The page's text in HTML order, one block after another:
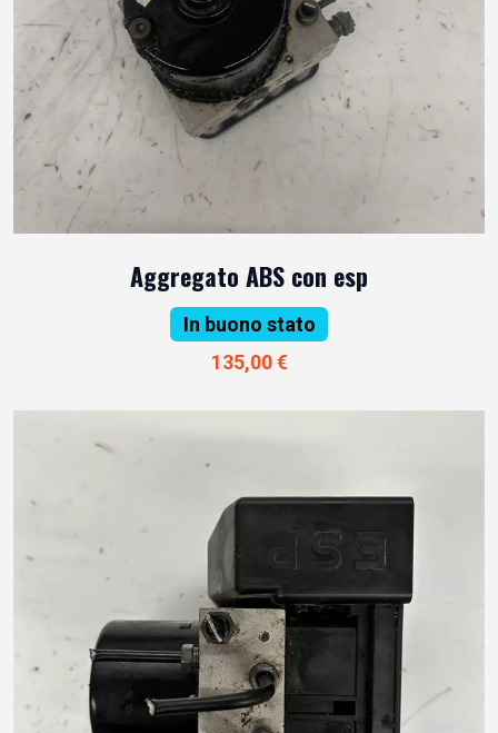
Aggregato ABS con esp
In buono stato
135,00 €